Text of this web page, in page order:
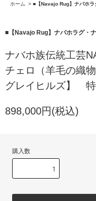
ホーム > ■【Navajo Rug】ナバホラ
■【Navajo Rug】ナバホラグ・
ナバホ族伝統工芸
チェロ（羊毛の織
グレイヒルズ】
898,000円(税込)
購入数